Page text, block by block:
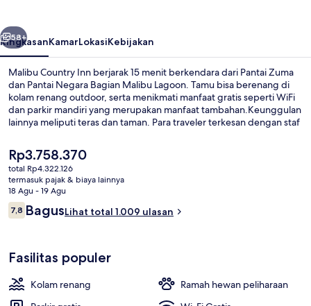
Berikutnya
58+
RingkasanKamarLokasiKebijakan
Malibu Country Inn berjarak 15 menit berkendara dari Pantai Zuma
dan Pantai Negara Bagian Malibu Lagoon. Tamu bisa berenang di
kolam renang outdoor, serta menikmati manfaat gratis seperti WiFi
dan parkir mandiri yang merupakan manfaat tambahan.Keunggulan
lainnya meliputi teras dan taman. Para traveler terkesan dengan staf
Harga
saat
ini
Rp3.758.370
Rp3.758.370
total Rp4.322.126
termasuk pajak & biaya lainnya
18 Agu - 19 Agu
Ulasan
7,87,8 dari 10
BagusLihat total 1.009 ulasan
Fasilitas populer
Kolam renang
Ramah hewan peliharaan